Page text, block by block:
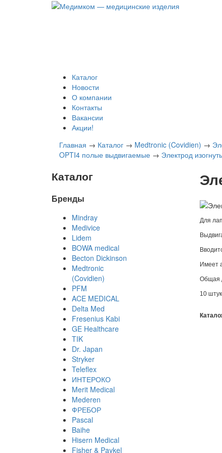
Каталог
Новости
О компании
Контакты
Вакансии
Акции!
Главная → Каталог → Medtronic (Covidien) →
OPTI4 полые выдвигаемые → Электрод
Каталог
Бренды
Mindray
Medivice
Lidem
BOWA medical
Becton Dickinson
Medtronic
(Covidien)
PFM
ACE MEDICAL
Delta Med
Fresenius Kabi
GE Healthcare
TIK
Dr. Japan
Stryker
Teleflex
ИНТЕРОКО
Merit Medical
Mederen
ФРЕБОР
Pascal
Baihe
Hisern Medical
Fisher & Paykel
Для
Имеет
Общая
10